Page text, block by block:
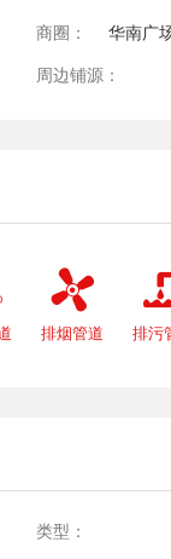
商圈：
华南广
周边铺源：

排烟管道 排污
类型：